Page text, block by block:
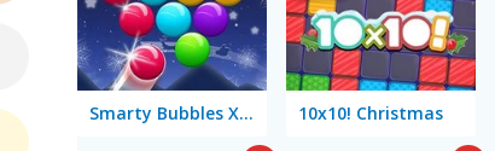
Smarty Bubbles X-MAS Edition 10x10! Christmas